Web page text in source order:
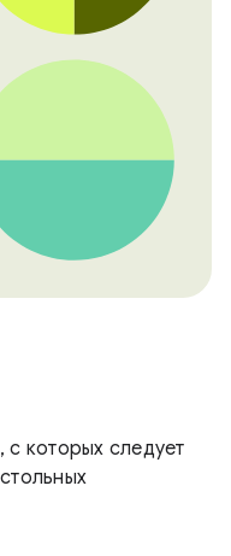
которых следует